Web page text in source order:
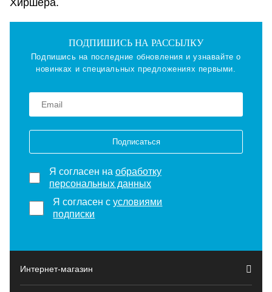
Хиршера.
ПОДПИШИСЬ НА РАССЫЛКУ
Подпишись на последние обновления и узнавайте о
новинках и специальных предложениях первыми.
Подписаться
Я согласен на обработку
персональных данных
Я согласен сусловиями
подписки
Интернет-магазин